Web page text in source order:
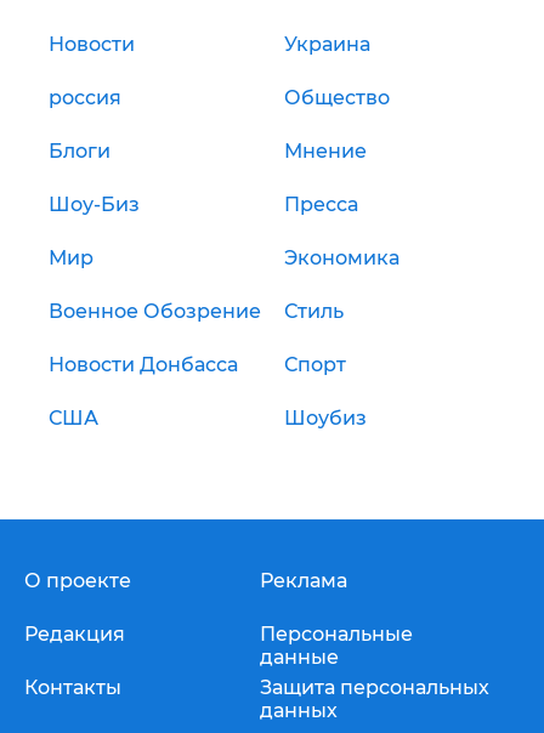
Новости Украина
россия Общество
Блоги Мнение
Шоу-Биз Пресса
Мир Экономика
Военное Обозрение Стиль
Новости Донбасса Спорт
США Шоубиз
О проекте
Редакция
Контакты
Реклама
Персональные
данные
Защита персональных
данных